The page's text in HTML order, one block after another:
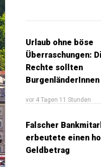
Urlaub ohne böse
Überraschungen:
Rechte sollten
vor 4 Tagen 11 Stunden
Falscher
erbeutete einen
Geldbetrag